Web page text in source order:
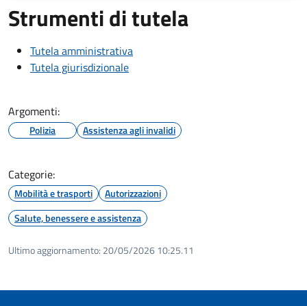
Strumenti di tutela
Tutela amministrativa
Tutela giurisdizionale
Argomenti:
Polizia Assistenza agli invalidi
Categorie:
Mobilità e trasporti
Autorizzazioni
Salute, benessere e assistenza
Ultimo aggiornamento: 20/05/2026 10:25.11